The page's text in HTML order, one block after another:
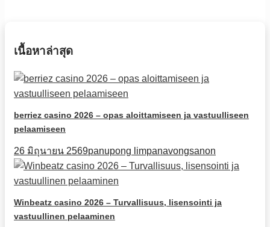
เนื้อหาล่าสุด
berriez casino 2026 – opas aloittamiseen ja vastuulliseen
pelaamiseen
26 มิถุนายน 2569panupong limpanavongsanon
Winbeatz casino 2026 – Turvallisuus, lisensointi ja
vastuullinen pelaaminen